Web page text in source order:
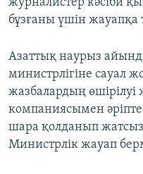
бұзғаны үшін жауапқа
Азаттық наурыз
министрлігіне сауал
жазбалардың өшірілуі
компаниясымен
шара қолданып
Министрлік жауап